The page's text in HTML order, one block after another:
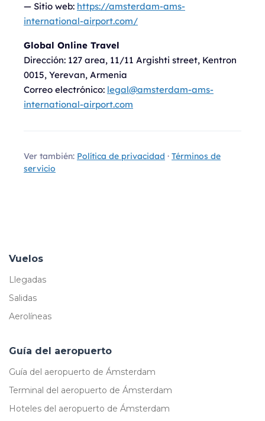
— Sitio web: https://amsterdam-ams-
international-airport.com/
Global Online Travel
Dirección: 127 area, 11/11 Argishti street, Kentron
0015, Yerevan, Armenia
Correo electrónico: legal@amsterdam-ams-
international-airport.com
Ver también: Política de privacidad · Términos de
servicio
Vuelos
Llegadas
Salidas
Aerolíneas
Guía del aeropuerto
Guía del aeropuerto de Ámsterdam
Terminal del aeropuerto de Ámsterdam
Hoteles del aeropuerto de Ámsterdam